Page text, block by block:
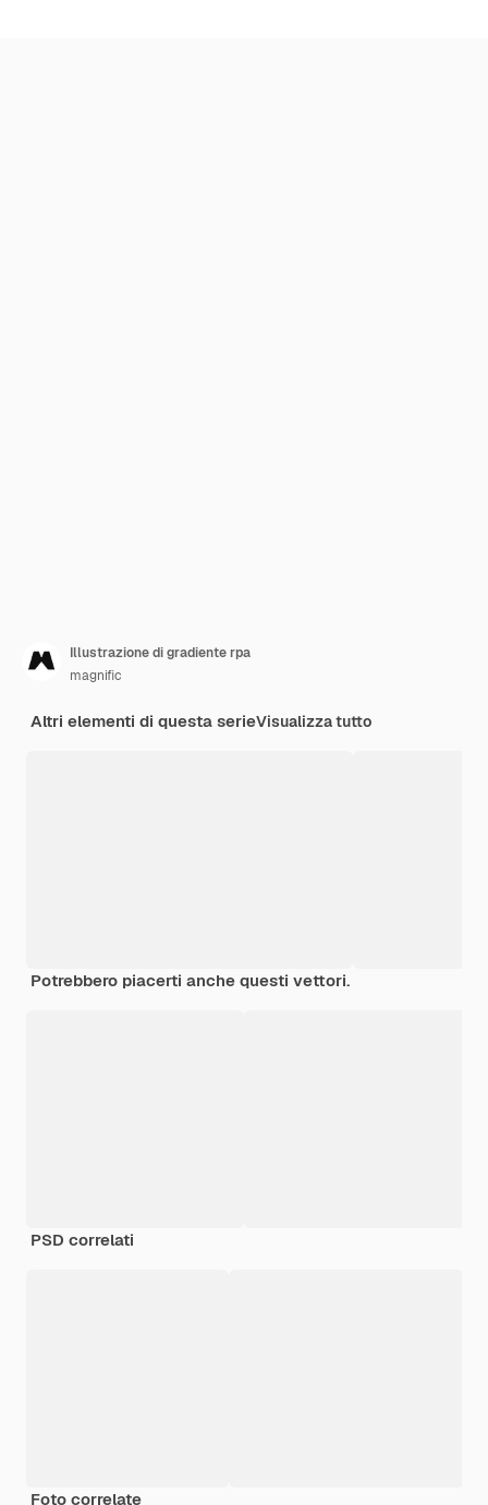
Illustrazione di gradiente rpa
magnific
Altri elementi di questa serieVisualizza tutto
Potrebbero piacerti anche questi vettori.
PSD correlati
Foto correlate